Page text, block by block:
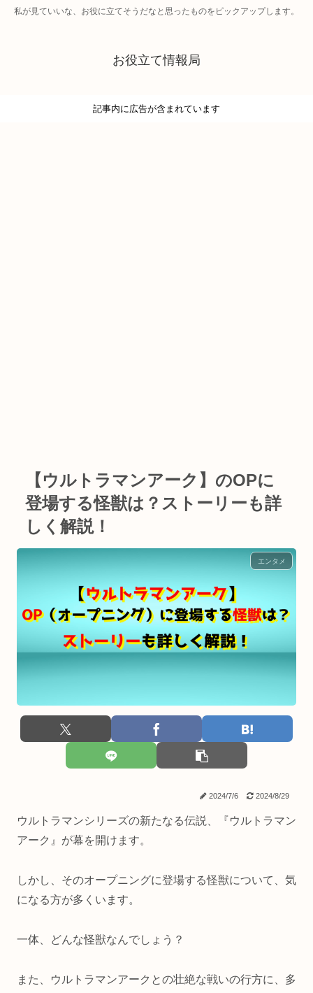
私が見ていいな、お役に立てそうだなと思ったものをピックアップします。
お役立て情報局
記事内に広告が含まれています
【ウルトラマンアーク】のOPに
登場する怪獣は？ストーリーも詳
しく解説！
エンタメ
2024/7/6 2024/8/29
ウルトラマンシリーズの新たなる伝説、『ウルトラマン
アーク』が幕を開けます。
しかし、そのオープニングに登場する怪獣について、気
になる方が多くいます。
一体、どんな怪獣なんでしょう？
また、ウルトラマンアークとの壮絶な戦いの行方に、多